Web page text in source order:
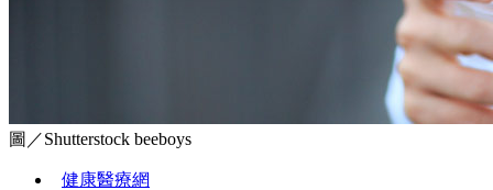
圖／Shutterstock beeboys
健康醫療網